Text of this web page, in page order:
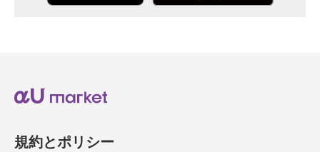
規約とポリシー